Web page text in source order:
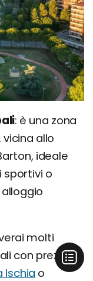
è una zona
allo
ideale
sportivi o
molti
con prezzi
Ischia o